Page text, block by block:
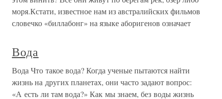
моря.Кстати, известное нам из австралийских фильмов
словечко «биллабонг» на языке аборигенов означает
Вода
Вода Что такое вода? Когда ученые пытаются найти
жизнь на других планетах, они часто задают вопрос:
«А есть ли там вода?» Как мы знаем, без воды жизнь